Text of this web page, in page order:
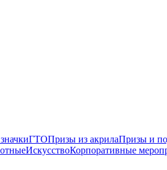
ГТОПризы из акрилаПризы и
ИскусствоКорпоративные